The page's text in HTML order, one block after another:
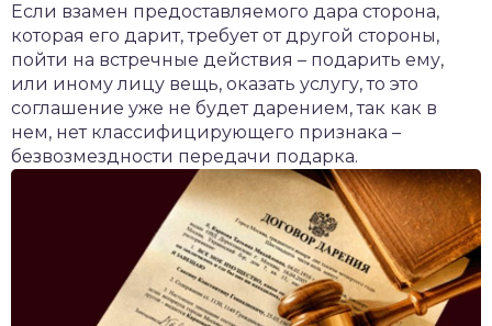
Если взамен предоставляемого дара сторона,
которая его дарит, требует от другой стороны,
пойти на встречные действия – подарить ему,
или иному лицу вещь, оказать услугу, то это
соглашение уже не будет дарением, так как в
нем, нет классифицирующего признака –
безвозмездности передачи подарка.